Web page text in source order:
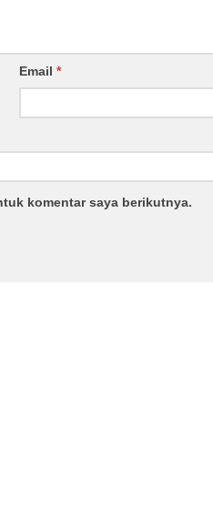
Email*
komentar saya berikutnya.